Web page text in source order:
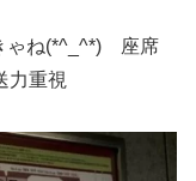
ゃね(*^_^*) 座席
力重視